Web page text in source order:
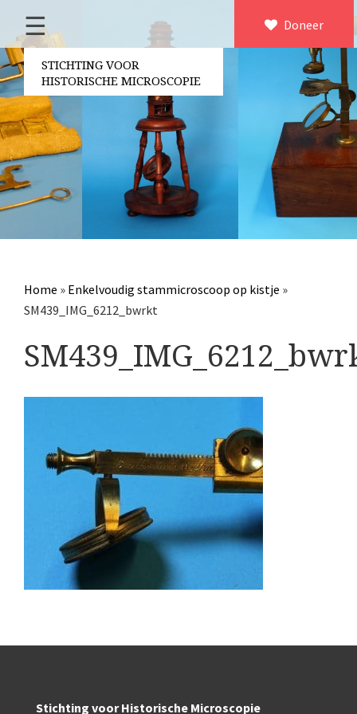
×
Home
Over ons
Contact
Bestuur
Vrijwilligers
Partners
Jaarverslagen
Microscopen
Overige optische instrumenten
Elektrische meetapparatuur
Boeken
Divers
Images
Culpeper (ca. 1735)
Cuff (ca. 1745)
volgens Culpeper (1750-
Dollond, ‘Jones’ most improved type’ (1800-1830)
Doneer
☰
STICHTING VOOR
HISTORISCHE MICROSCOPIE
Home » Enkelvoudig stammicroscoop op kistje »
SM439_IMG_6212_bwrkt
Stichting voor Historische Microscopie